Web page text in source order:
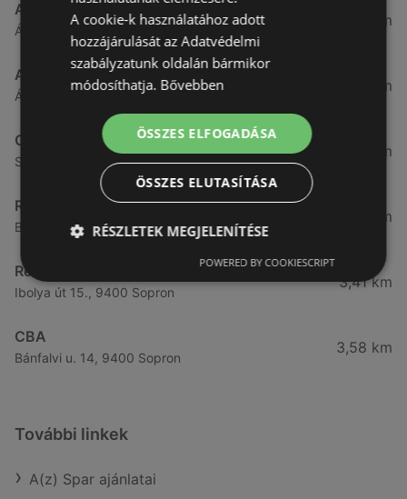
Aldi
Ágfalvi út 4/A., 9400 Sopron
3,26 km
ALDI
Ágfalvi út 4/a, 9400 Sopron
3,26 km
CBA
Somfalvi u. 14., 9400 Sopron
3,31 km
Reál
Besenyő u. 16., 9400 Sopron
3,32 km
Reál
Ibolya út 15., 9400 Sopron
3,41 km
CBA
Bánfalvi u. 14, 9400 Sopron
3,58 km
További linkek
A(z) Spar ajánlatai
A cookie-k használatához adott
hozzájárulását az Adatvédelmi
szabályzatunk oldalán bármikor
módosíthatja. Bővebben
ÖSSZES ELFOGADÁSA
ÖSSZES ELUTASÍTÁSA
RÉSZLETEK MEGJELENÍTÉSE
POWERED BY COOKIESCRIPT